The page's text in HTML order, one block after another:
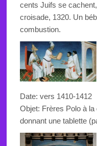
cents Juifs se
croisade, 1320. Un
combustion.
Date: vers 1410-1412
Objet: Frères Polo à
donnant une tablette